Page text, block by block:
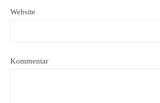
Website
Kommentar